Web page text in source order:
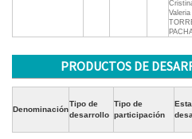
Valeria
PRODUCTOS DE
Denominación
Tipo de
desarrollo
Tipo de
participación